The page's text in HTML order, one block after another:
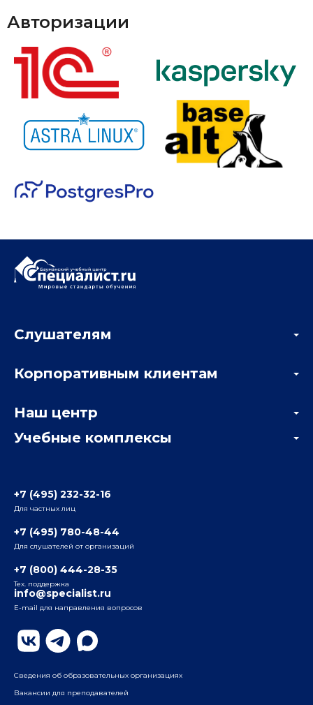
Авторизации
Учебные комплексы
Радио
ул. Радио, д.24, корпус 1, 2-й подъезд, 2-й этаж
ул. Воронцовская, д. 35Б, корп.2, 5-й этаж
Бауманский
ул. Бауманская, д. 6, стр. 2, бизнес-центр «Виктория
Плаза», 4-й этаж
Слушателям
Мастер-классы и вебинары
Корпоративным клиентам
Отзывы компаний
Наш центр
Информация о центре
+7 (495) 232-32-16
Для частных лиц
+7 (495) 780-48-44
Для слушателей от организаций
+7 (800) 444-28-35
Тех. поддержка
info@specialist.ru
E-mail для направления вопросов
Сведения об образовательных организациях
Вакансии для преподавателей